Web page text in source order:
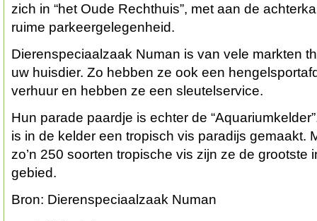
zich in “het Oude Rechthuis”, met aan de
ruime parkeergelegenheid.
Dierenspeciaalzaak Numan is van vele markten
uw huisdier. Zo hebben ze ook een
verhuur en hebben ze een sleutelservice.
Hun parade paardje is echter de
is in de kelder een tropisch vis paradijs gemaakt.
zo’n 250 soorten tropische vis zijn ze de grootste
gebied.
Bron: Dierenspeciaalzaak Numan